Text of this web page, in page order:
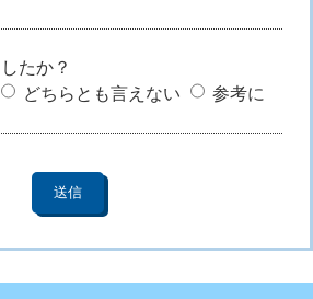
たか？
どちらとも言えない
参考に